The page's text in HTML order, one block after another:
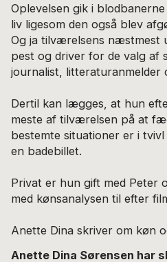
Oplevelsen gik i
liv ligesom den også blev
Og ja tilværelsens næstmest
pest og driver for de valg af
journalist, litteraturanmelder
Dertil kan lægges, at hun
meste af tilværelsen på at
bestemte situationer er i
en badebillet.
Privat er hun gift med Peter
med kønsanalysen til efter
Anette Dina skriver om køn
Anette Dina Sørensen har